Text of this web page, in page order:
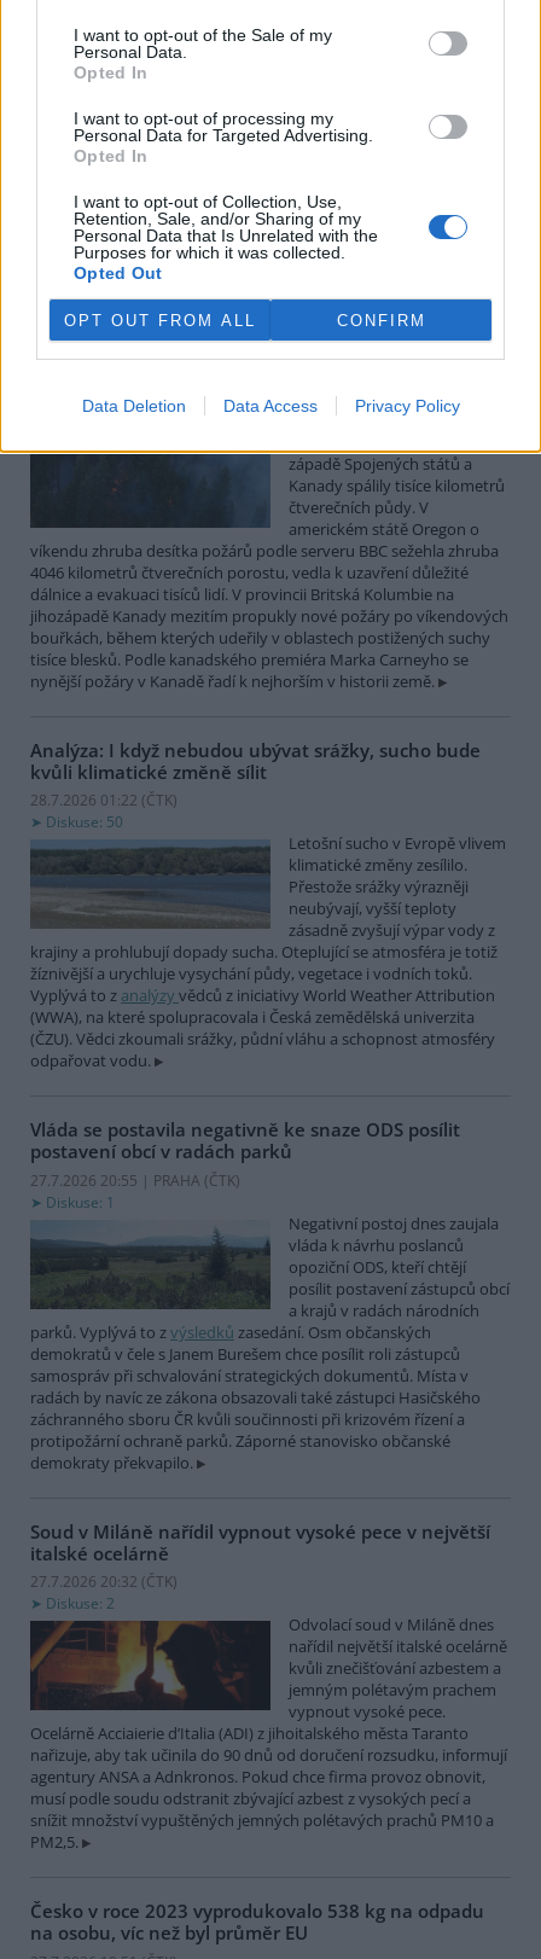
I want to opt-out of the Sale of my
Personal Data.
Opted In
I want to opt-out of processing my
Personal Data for Targeted Advertising.
Opted In
I want to opt-out of Collection, Use,
Retention, Sale, and/or Sharing of my
Personal Data that Is Unrelated with the
Purposes for which it was collected.
Opted Out
OPT OUT FROM ALL CONFIRM
Data Deletion Data Access Privacy Policy
Rybářství Litomyšl kvůli suchu muselo slovit několik
rybníků Aktualizováno
28.7.2026 10:40 (
Rybářství Litomyšl muselo
kvůli dlouhodobému suchu a
slovit pět rybníků. U dalších
vodních ploch hrozí, že při
pokračujícím poklesu hladiny bude nutné rovněž přistoupit k
výlovu. Letos je většina rybníků bez běžného přítoku vody, což
situaci zhoršuje. ČTK to řekl ředitel Rybářství Litomyšl Michal
Brychta.
Spojených států a Kanady
západě Spojených států a
Kanady spálily tisíce kilometrů
čtverečních půdy. V
americkém státě Oregon o
víkendu zhruba desítka požárů podle serveru BBC sežehla zhruba
4046 kilometrů čtverečních porostu, vedla k uzavření důležité
dálnice a evakuaci tisíců lidí. V provincii Britská Kolumbie na
jihozápadě Kanady mezitím propukly nové požáry po víkendových
bouřkách, během kterých udeřily v oblastech postižených suchy
tisíce blesků. Podle kanadského premiéra Marka Carneyho se
nynější požáry v Kanadě řadí k nejhorším v historii země.
Analýza: I když nebudou ubývat srážky, sucho bude
kvůli klimatické změně sílit
28.7.2026 01:22 (ČTK)
Diskuse: 50
Letošní sucho v Evropě vlivem
klimatické změny zesílilo.
Přestože srážky výrazněji
neubývají, vyšší teploty
zásadně zvyšují výpar vody z
krajiny a prohlubují dopady sucha. Oteplující se atmosféra je totiž
žíznivější a urychluje vysychání půdy, vegetace i vodních toků.
Vyplývá to z analýzy vědců z iniciativy World Weather Attribution
(WWA), na které spolupracovala i Česká zemědělská univerzita
(ČZU). Vědci zkoumali srážky, půdní vláhu a schopnost atmosféry
odpařovat vodu.
Vláda se postavila negativně ke snaze ODS posílit
postavení obcí v radách parků
27.7.2026 20:55 | PRAHA (ČTK)
Diskuse: 1
Negativní postoj dnes zaujala
vláda k návrhu poslanců
opoziční ODS, kteří chtějí
posílit postavení zástupců obcí
a krajů v radách národních
parků. Vyplývá to zvýsledků zasedání. Osm občanských
demokratů v čele s Janem Burešem chce posílit roli zástupců
samospráv při schvalování strategických dokumentů. Místa v
radách by navíc ze zákona obsazovali také zástupci Hasičského
záchranného sboru ČR kvůli součinnosti při krizovém řízení a
protipožární ochraně parků. Záporné stanovisko občanské
demokraty překvapilo.
Soud v Miláně nařídil vypnout vysoké pece v největší
italské ocelárně
27.7.2026 20:32 (ČTK)
Diskuse: 2
Odvolací soud v Miláně dnes
nařídil největší italské ocelárně
kvůli znečišťování azbestem a
jemným polétavým prachem
vypnout vysoké pece.
Ocelárně Acciaierie d’Italia (ADI) z jihoitalského města Taranto
nařizuje, aby tak učinila do 90 dnů od doručení rozsudku, informují
agentury ANSA a Adnkronos. Pokud chce firma provoz obnovit,
musí podle soudu odstranit zbývající azbest z vysokých pecí a
snížit množství vypuštěných jemných polétavých prachů PM10 a
PM2,5.
Česko v roce 2023 vyprodukovalo 538 kg na odpadu
na osobu, víc než byl průměr EU